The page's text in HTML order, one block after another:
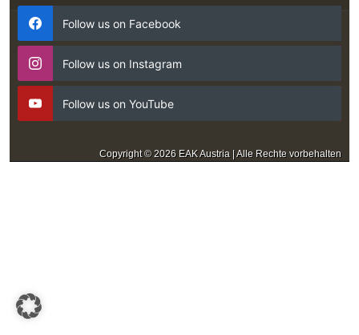
Follow us on Facebook
Follow us on Instagram
Follow us on YouTube
Copyright © 2026 EAK Austria | Alle Rechte vorbehalten